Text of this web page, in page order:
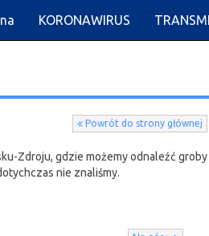
KORONAWIRUS
Powrót do strony głównej
Zdroju, gdzie możemy odnaleźć groby
nie znaliśmy.